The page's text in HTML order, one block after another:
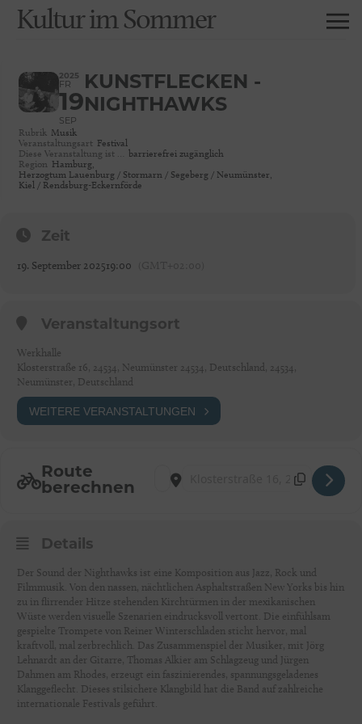
Kultur im Sommer
2025
FR
19
SEP
KUNSTFLECKEN -
NIGHTHAWKS
Rubrik Musik
Veranstaltungsart Festival
Diese Veranstaltung ist … barrierefrei zugänglich
Region Hamburg,
Herzogtum Lauenburg / Stormarn / Segeberg / Neumünster,
Kiel / Rendsburg-Eckernförde
Zeit
19. September 202519:00
Veranstaltungsort
Werkhalle
Klosterstraße 16, 24534, Neumünster 24534, Deutschland, 24534,
Neumünster, Deutschland
WEITERE VERANSTALTUNGEN
Route
berechnen
Address - KUNSTFLECKEN - Nighthawks
Destination Address -
Details
Der Sound der Nighthawks ist eine Komposition aus Jazz, Rock und
Filmmusik. Von den nassen, nächtlichen Asphaltstraßen New Yorks bis hin
zu in flirrender Hitze stehenden Kirchtürmen in der mexikanischen
Wüste werden visuelle Szenarien eindrucksvoll vertont. Die einfühlsam
gespielte Trompete von Reiner Winterschladen sticht hervor, mal
kraftvoll, mal zerbrechlich. Das Zusammenspiel der Musiker, mit Jörg
Lehnardt an der Gitarre, Thomas Alkier am Schlagzeug und Jürgen
Dahmen am Rhodes, erzeugt ein faszinierendes, spannungsgeladenes
Klanggeflecht. Dieses stilsichere Klangbild hat die Band auf zahlreiche
internationale Festivals geführt.